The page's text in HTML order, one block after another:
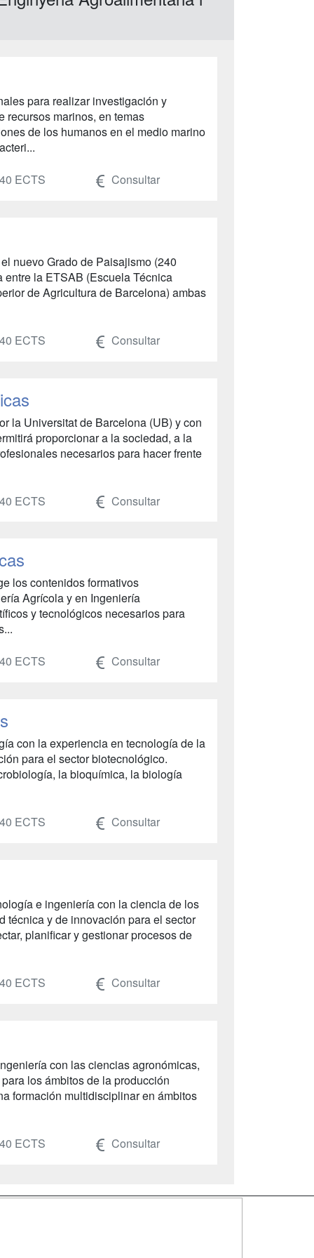
para realizar investigación y
recursos marinos, en temas
de los humanos en el medio marino
ECTS Consultar
nuevo Grado de Paisajismo (240
entre la ETSAB (Escuela Técnica
de Agricultura de Barcelona) ambas
ECTS Consultar
la Universitat de Barcelona (UB) y con
proporcionar a la sociedad, a la
necesarios para hacer frente
ECTS Consultar
los contenidos formativos
Agrícola y en Ingeniería
y tecnológicos necesarios para
ECTS Consultar
con la experiencia en tecnología de la
para el sector biotecnológico.
la bioquímica, la biología
ECTS Consultar
e ingeniería con la ciencia de los
técnica y de innovación para el sector
planificar y gestionar procesos de
ECTS Consultar
con las ciencias agronómicas,
los ámbitos de la producción
formación multidisciplinar en ámbitos
ECTS Consultar